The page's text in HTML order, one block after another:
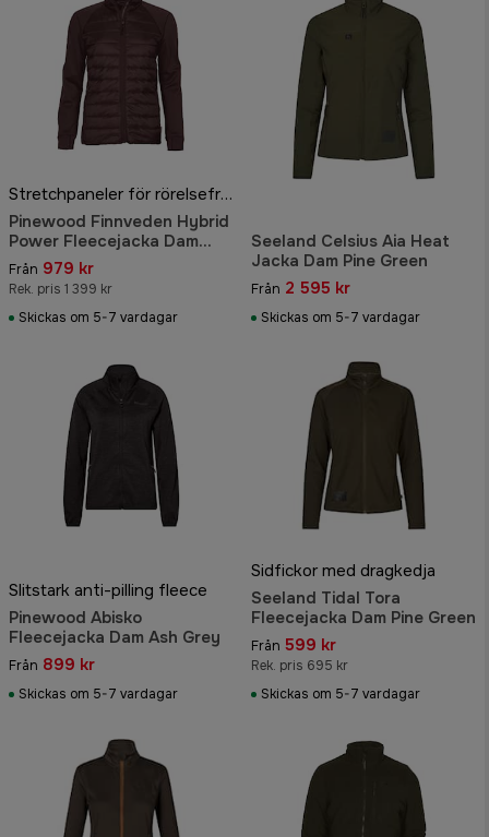
Stretchpaneler för rörelsefrihet
Pinewood Finnveden Hybrid
Power Fleecejacka Dam
Earth Plum
Från 979 kr
Rek. pris 1 399 kr
Skickas om 5-7 vardagar
Seeland Celsius Aia Heat
Jacka Dam Pine Green
Från 2 595 kr
Skickas om 5-7 vardagar
Slitstark anti-pilling fleece
Pinewood Abisko
Fleecejacka Dam Ash Grey
Från 899 kr
Skickas om 5-7 vardagar
Sidfickor med dragkedja
Seeland Tidal Tora
Fleecejacka Dam Pine Green
Från 599 kr
Rek. pris 695 kr
Skickas om 5-7 vardagar